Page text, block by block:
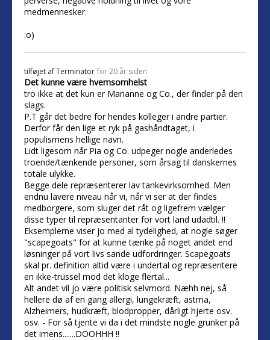
medmennesker.
:o)
tilføjet afTerminator for 20 år siden
Det kunne være hvemsomhelst
tro ikke at det kun er Marianne og Co., der finder på den
slags.
P.T går det bedre for hendes kolleger i andre partier.
Derfor får den lige et ryk på gashåndtaget, i
populismens hellige navn.
Lidt ligesom når Pia og Co. udpeger nogle anderledes
troende/tænkende personer, som årsag til danskernes
totale ulykke.
Begge dele repræsenterer lav tankevirksomhed. Men
endnu lavere niveau når vi, når vi ser at der findes
medborgere, som sluger det råt og ligefrem vælger
disse typer til repræsentanter for vort land udadtil. !!
Eksemplerne viser jo med al tydelighed, at nogle søger
"scapegoats" for at kunne tænke på noget andet end
løsninger på vort livs sande udfordringer. Scapegoats
skal pr. definition altid være i undertal og repræsentere
en ikke-trussel mod det kloge flertal...
Alt andet vil jo være politisk selvmord. Næhh nej, så
hellere dø af en gang allergi, lungekræft, astma,
Alzheimers, hudkræft, blodpropper, dårligt hjerte osv.
osv. - For så tjente vi da i det mindste nogle grunker på
det imens.......DOOHHH !!